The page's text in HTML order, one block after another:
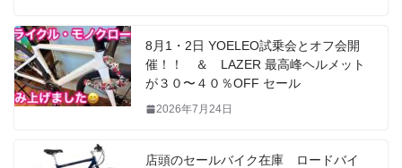
8月1・2日 YOELEO試乗会とオフ会開
催！！ ＆ LAZER 最高峰ヘルメット
が３０〜４０％OFF セール
2026年7月24日
店頭のセールバイク在庫 ロードバイ